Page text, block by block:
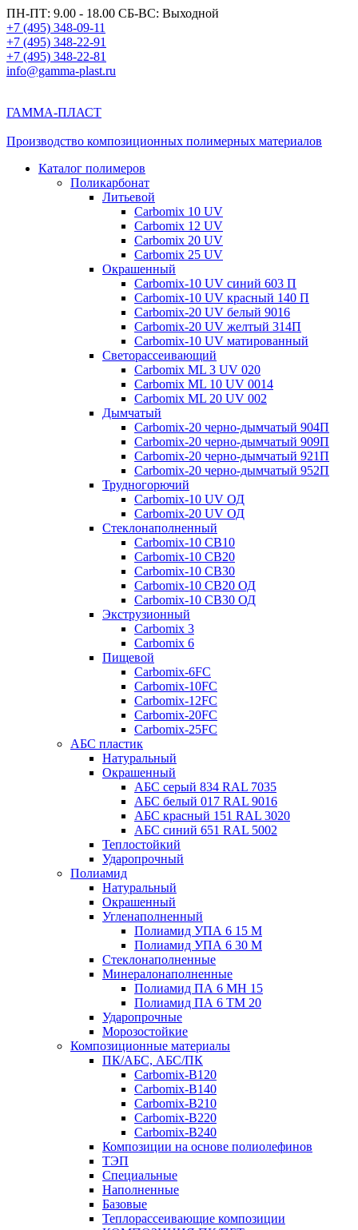
ПН-ПТ: 9.00 - 18.00 СБ-ВС: Выходной
+7 (495) 348-09-11
+7 (495) 348-22-91
+7 (495) 348-22-81
info@gamma-plast.ru
ГАММА-ПЛАСТ
Производство композиционных полимерных материалов
Каталог полимеров
Поликарбонат
Литьевой
Carbomix 10 UV
Carbomix 12 UV
Carbomix 20 UV
Carbomix 25 UV
Окрашенный
Carbomix-10 UV синий 603 П
Carbomix-10 UV красный 140 П
Carbomix-20 UV белый 9016
Carbomix-20 UV желтый 314П
Carbomix-10 UV матированный
Светорассеивающий
Carbomix ML 3 UV 020
Carbomix ML 10 UV 0014
Carbomix ML 20 UV 002
Дымчатый
Carbomix-20 черно-дымчатый 904П
Carbomix-20 черно-дымчатый 909П
Carbomix-20 черно-дымчатый 921П
Carbomix-20 черно-дымчатый 952П
Трудногорючий
Carbomix-10 UV ОД
Carbomix-20 UV ОД
Стеклонаполненный
Carbomix-10 СВ10
Carbomix-10 СВ20
Carbomix-10 СВ30
Carbomix-10 СВ20 ОД
Carbomix-10 СВ30 ОД
Экструзионный
Carbomix 3
Carbomix 6
Пищевой
Carbomix-6FC
Carbomix-10FC
Carbomix-12FC
Carbomix-20FC
Carbomix-25FC
АБС пластик
Натуральный
Окрашенный
АБС серый 834 RAL 7035
АБС белый 017 RAL 9016
АБС красный 151 RAL 3020
АБС синий 651 RAL 5002
Теплостойкий
Ударопрочный
Полиамид
Натуральный
Окрашенный
Угленаполненный
Полиамид УПА 6 15 М
Полиамид УПА 6 30 М
Стеклонаполненные
Минералонаполненные
Полиамид ПА 6 МН 15
Полиамид ПА 6 ТМ 20
Ударопрочные
Морозостойкие
Композиционные материалы
ПК/АБС, АБС/ПК
Carbomix-В120
Carbomix-В140
Carbomix-В210
Carbomix-В220
Carbomix-В240
Композиции на основе полиолефинов
ТЭП
Специальные
Наполненные
Базовые
Теплорассеивающие композиции